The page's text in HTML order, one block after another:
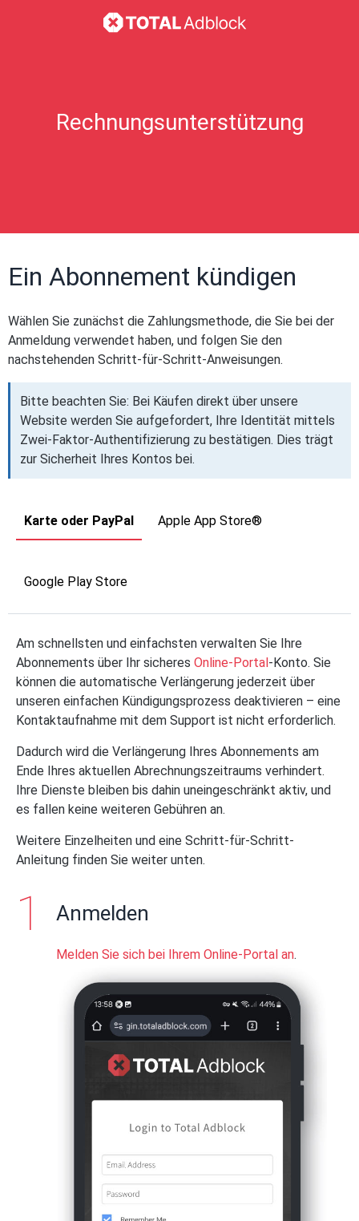
Rechnungsunterstützung
Ein Abonnement kündigen
Wählen Sie zunächst die Zahlungsmethode, die Sie bei der
Anmeldung verwendet haben, und folgen Sie den
nachstehenden Schritt-für-Schritt-Anweisungen.
Bitte beachten Sie: Bei Käufen direkt über unsere
Website werden Sie aufgefordert, Ihre Identität mittels
Zwei-Faktor-Authentifizierung zu bestätigen. Dies trägt
zur Sicherheit Ihres Kontos bei.
Karte oder PayPal Apple App Store®
Google Play Store
Am schnellsten und einfachsten verwalten Sie Ihre
Abonnements über Ihr sicheres Online-Portal-Konto. Sie
können die automatische Verlängerung jederzeit über
unseren einfachen Kündigungsprozess deaktivieren – eine
Kontaktaufnahme mit dem Support ist nicht erforderlich.
Dadurch wird die Verlängerung Ihres Abonnements am
Ende Ihres aktuellen Abrechnungszeitraums verhindert.
Ihre Dienste bleiben bis dahin uneingeschränkt aktiv, und
es fallen keine weiteren Gebühren an.
Weitere Einzelheiten und eine Schritt-für-Schritt-
Anleitung finden Sie weiter unten.
Anmelden
Melden Sie sich bei Ihrem Online-Portal an.